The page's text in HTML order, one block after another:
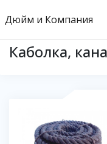
Дюйм и Компания
Каболка,